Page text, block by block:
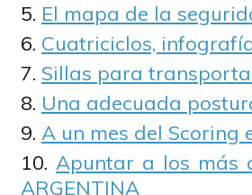
El mapa de la
Cuatriciclos,
Sillas para
Una adecuada
A un mes del Scoring
Apuntar a los más
ARGENTINA